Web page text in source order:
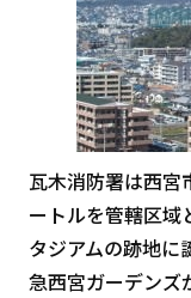
瓦木消防署は西宮
ートルを管轄区域
タジアムの跡地に
急西宮ガーデンズ